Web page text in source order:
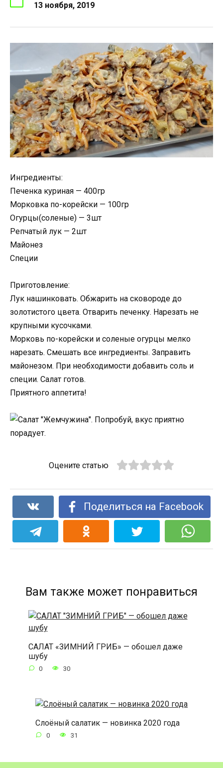
13 ноября, 2019
Ингредиенты:
Печенка куриная — 400гр
Морковка по-корейски — 100гр
Огурцы(соленые) — 3шт
Репчатый лук — 2шт
Майонез
Специи
Приготовление:
Лук нашинковать. Обжарить на сковороде до
золотистого цвета. Отварить печенку. Нарезать не
крупными кусочками.
Морковь по-корейски и соленые огурцы мелко
нарезать. Смешать все ингредиенты. Заправить
майонезом. При необходимости добавить соль и
специи. Салат готов.
Приятного аппетита!
Оцените статью
Поделиться на Facebook
Вам также может понравиться
САЛАТ «ЗИМНИЙ ГРИБ» — обошел даже
шубу
0 30
Слоёный салатик — новинка 2020 года
0 31